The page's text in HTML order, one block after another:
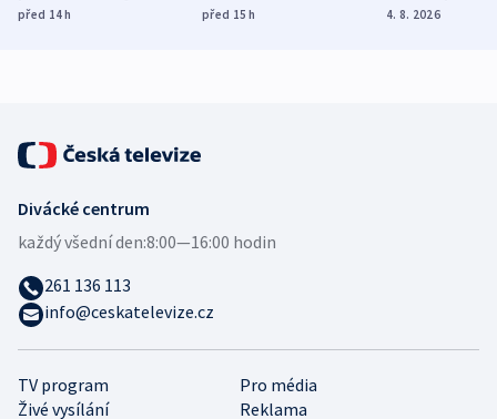
dohodu o
před 14h
Bojovali na straně
před 15h
nekalé
4. 8. 2026
TV program
Pro média
Živé vysílání
Reklama
Divácké centrum
každý všední den:8:00—16:00 hodin
261 136 113
info@ceskatelevize.cz